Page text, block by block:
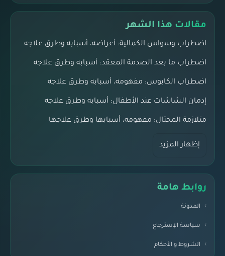
مقالات هذا الشهر
اضطراب وسواس الكمالية: أعراضه، أسبابه وطرق علاجه
اضطراب ما بعد الصدمة المعقد: أسبابه وطرق علاجه
اضطراب الكابوس: مفهومه، أسبابه وطرق علاجه
إدمان الشاشات عند الأطفال: أسبابه وطرق علاجه
متلازمة المحتال: مفهومه، أسبابها وطرق علاجها
إظهار المزيد
روابط هامة
المدونة
سياسة الإسترجاع
الشروط و الأحكام